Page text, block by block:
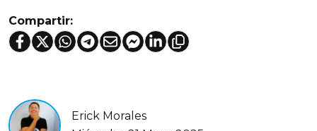
Compartir:
Erick Morales